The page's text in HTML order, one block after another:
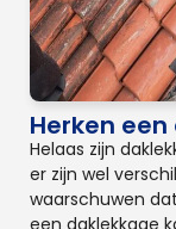
Herken
Helaas zijn
er zijn wel
waarschuwen
een daklekkage